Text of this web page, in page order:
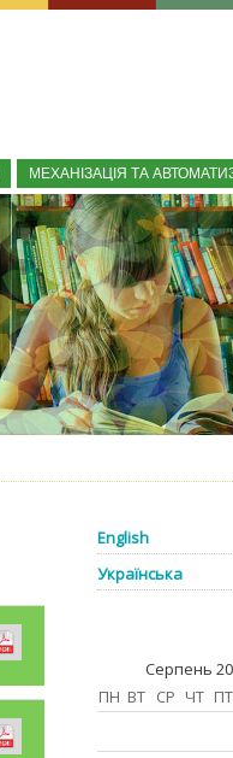
МЕХАНІЗАЦІЯ ТА
English
Українська
Серпень
ПН ВТ СР ЧТ ПТ